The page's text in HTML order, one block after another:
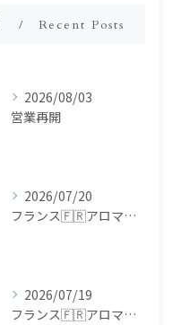
Recent Posts
2026/08/03
営業再開
2026/07/20
フランス🇫🇷アロマ研修ツアー𝗱𝗮𝘆𝟮
2026/07/19
フランス🇫🇷アロマ研修ツアー𝗱𝗮𝘆𝟭